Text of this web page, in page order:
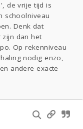
de vrije tijd is
schoolniveau
Denk dat
zijn dan het
Op rekenniveau
nodig enzo,
andere exacte